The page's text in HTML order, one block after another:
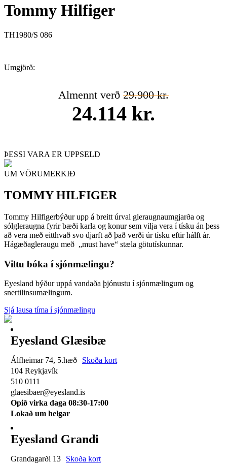
Tommy Hilfiger
TH1980/S 086
Umgjörð:
Almennt verð 29.900 kr.
24.114 kr.
ÞESSI VARA ER UPPSELD
UM VÖRUMERKIÐ
TOMMY HILFIGER
Tommy Hilfigerbýður upp á breitt úrval gleraugnaumgjarða og
sólgleraugna fyrir bæði karla og konur sem vilja vera í tísku án þess
að vera með eitthvað svo djarft að það verði úr tísku eftir hálft ár.
Hágæðagleraugu með „must have“ stæla götutískunnar.
Viltu bóka í sjónmælingu?
Eyesland býður uppá vandaða þjónustu í sjónmælingum og
snertilinsumælingum.
Sjá lausa tíma í sjónmælingu
Eyesland Glæsibæ
Álfheimar 74, 5.hæð
Skoða kort
104 Reykjavík
510 0111
glaesibaer@eyesland.is
Opið virka daga 08:30-17:00
Lokað um helgar
Eyesland Grandi
Grandagarði 13
Skoða kort